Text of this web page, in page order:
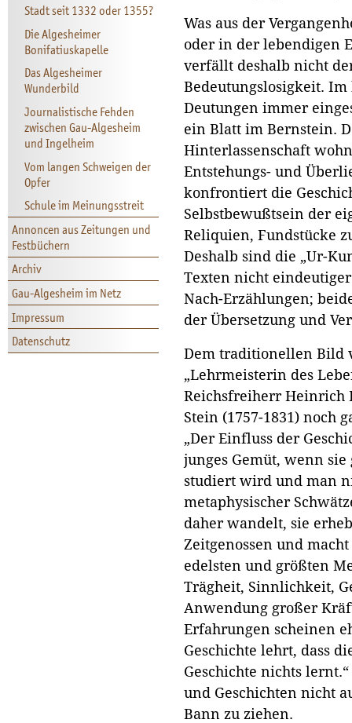
Stadt seit 1332 oder 1355?
Die Algesheimer
Bonifatiuskapelle
Das Algesheimer
Wunderbild
Journalistische Fehden
zwischen Gau-Algesheim
und Ingelheim
Vom langen Schweigen der
Opfer
Schule im Meinungsstreit
Annoncen aus Zeitungen und
Festbüchern
Archiv
Gau-Algesheim im Netz
Impressum
Datenschutz
Was aus der
oder in der lebendigen
verfällt deshalb nicht
Bedeutungslosigkeit.
Deutungen immer
ein Blatt im Bernstein.
Hinterlassenschaft
Entstehungs- und
konfrontiert die
Selbstbewußtsein der
Reliquien, Fundstücke
Deshalb sind die „Ur-
Texten nicht
Nach-Erzählungen;
der Übersetzung und
Dem traditionellen Bild
„Lehrmeisterin des
Reichsfreiherr Heinrich
Stein (1757-1831) noch
„Der Einfluss der
junges Gemüt, wenn
studiert wird und man
metaphysischer
daher wandelt, sie
Zeitgenossen und
edelsten und größten
Trägheit, Sinnlichkeit,
Anwendung großer
Erfahrungen scheinen
Geschichte lehrt, dass
Geschichte nichts
und Geschichten nicht
Bann zu ziehen.